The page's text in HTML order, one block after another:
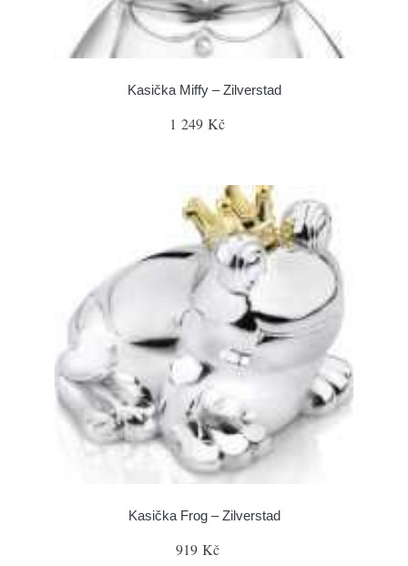
Kasička Miffy – Zilverstad
1 249 Kč
Kasička Frog – Zilverstad
919 Kč